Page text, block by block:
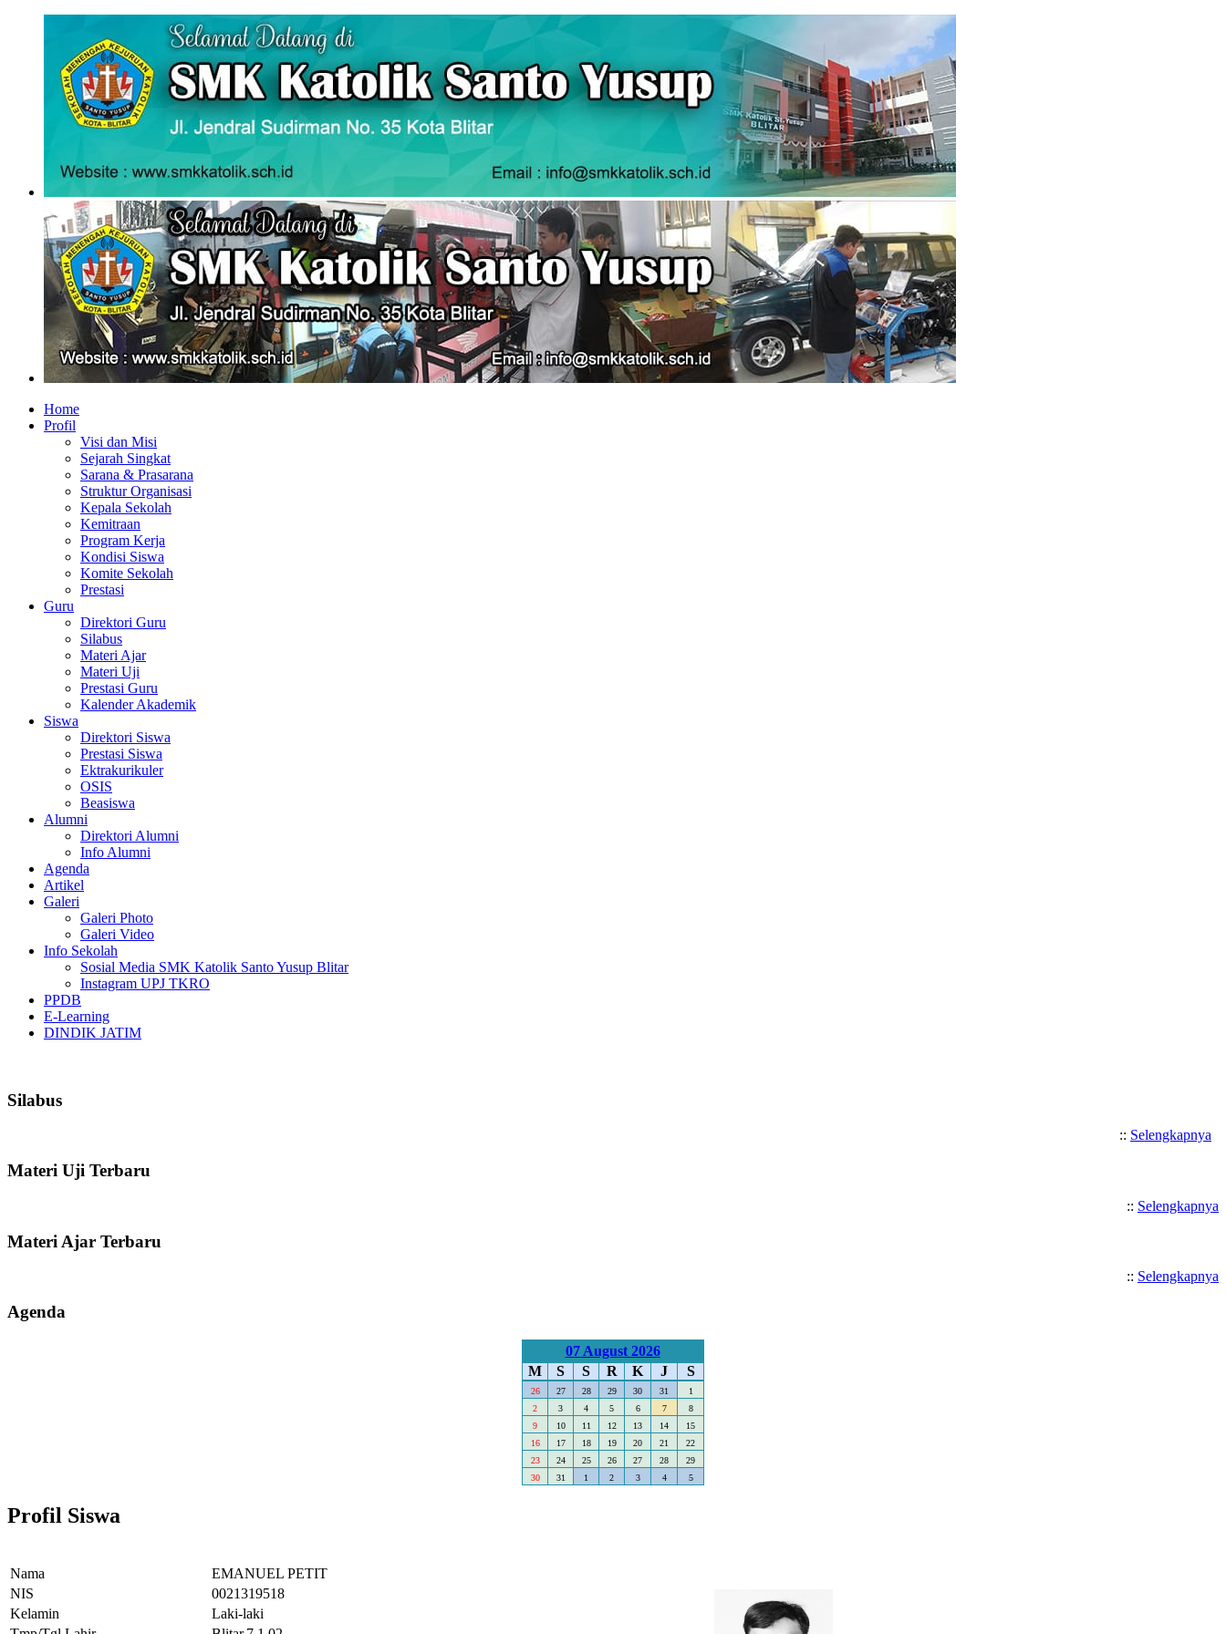
Home
Profil
Visi dan Misi
Sejarah Singkat
Sarana & Prasarana
Struktur Organisasi
Kepala Sekolah
Kemitraan
Program Kerja
Kondisi Siswa
Komite Sekolah
Prestasi
Guru
Direktori Guru
Silabus
Materi Ajar
Materi Uji
Prestasi Guru
Kalender Akademik
Siswa
Direktori Siswa
Prestasi Siswa
Ektrakurikuler
OSIS
Beasiswa
Alumni
Direktori Alumni
Info Alumni
Agenda
Artikel
Galeri
Galeri Photo
Galeri Video
Info Sekolah
Sosial Media SMK Katolik Santo Yusup Blitar
Instagram UPJ TKRO
PPDB
E-Learning
DINDIK JATIM
Silabus
:: Selengkapnya
Materi Uji Terbaru
:: Selengkapnya
Materi Ajar Terbaru
:: Selengkapnya
Agenda
07 August 2026
M
S S R K J S
26 27 28 29 30 31
1
2
3 4 5 6 7
8
9
10 11 12 13 14
15
16
17 18 19 20 21
22
23
24 25 26 27 28
29
30
31 1 2 3 4 5
Profil Siswa
Nama
EMANUEL PETIT
NIS
0021319518
Kelamin
Laki-laki